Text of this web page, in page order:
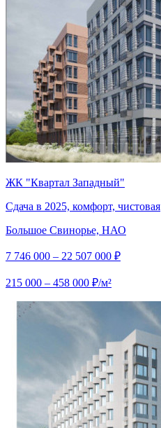
ЖК "Квартал Западный"
Сдача в 2025, комфорт, чистовая
Большое Свинорье, НАО
7 746 000 – 22 507 000 ₽
215 000 – 458 000 ₽/м²